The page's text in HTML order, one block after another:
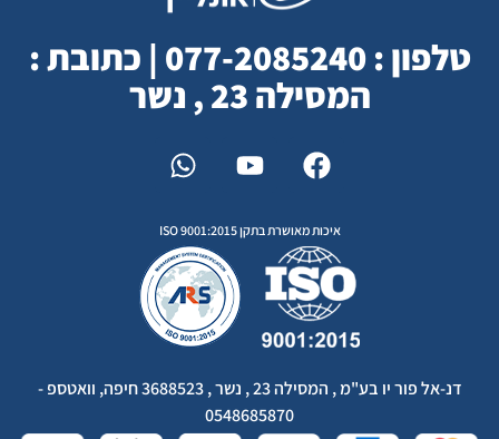
טלפון : 077-2085240 | כתובת :
המסילה 23 , נשר
איכות מאושרת בתקן ISO 9001:2015
דנ-אל פור יו בע"מ , המסילה 23 , נשר , 3688523 חיפה, וואטספ -
0548685870